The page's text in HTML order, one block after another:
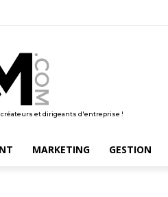
et dirigeants d'entreprise !
MARKETING GESTION